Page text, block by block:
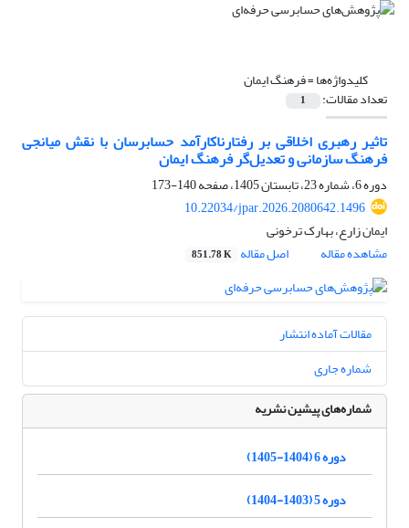
کلیدواژه‌ها =فرهنگ ایمان
تعداد مقالات: 1
تاثیر رهبری اخلاقی بر رفتارناکارآمد حسابرسان با نقش میانجی
فرهنگ سازمانی و تعدیل‌گر فرهنگ ایمان
دوره 6، شماره 23، تابستان 1405، صفحه
140-173
10.22034/jpar.2026.2080642.1496
ایمان زارع، بهارک ترخونی
مشاهده مقاله
اصل مقاله 851.78 K
مقالات آماده انتشار
شماره جاری
شماره‌های پیشین نشریه
دوره 6 (1404-1405)
دوره 5 (1403-1404)